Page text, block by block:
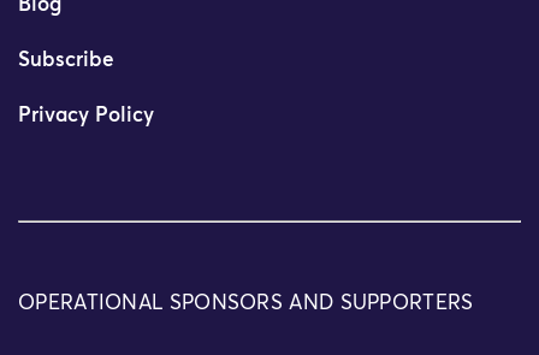
Blog
Subscribe
Privacy Policy
OPERATIONAL SPONSORS AND SUPPORTERS